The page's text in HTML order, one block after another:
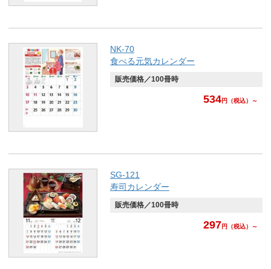
NK-70
食べる元気カレンダー
販売価格／100冊時
534円 （税込）～
SG-121
寿司カレンダー
販売価格／100冊時
297円 （税込）～